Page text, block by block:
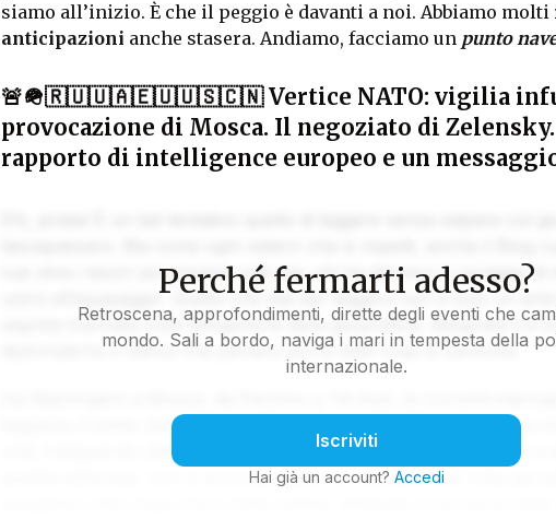
siamo all’inizio. È che il peggio è davanti a noi. Abbiamo molti
anticipazioni anche stasera. Andiamo, facciamo un punto
🚨🪖🇷🇺🇺🇦🇪🇺🇺🇸🇨🇳 Vertice NATO: vigilia
provocazione di Mosca. Il negoziato di
rapporto di intelligence europeo e un
sue stive i tesori più preziosi solo per chi ha davvero il coraggio di
unirsi all’equipaggio. Quello che stai per leggere non è solo un
segreta tracciata sulla pergamena della geopolitica, disegnata tra
diplomatiche e silenzi che parlano più di mille colpi di cannone.
seguono il vento ma il calcolo. Gli ammiragli della Terra navigano
crisi, inseguendo alleanze come fari intermittenti nella notte. Ma a
goletta editoriale, non ci accontentiamo di tracciare una rotta già
Perché fermarti adesso?
Retroscena, approfondimenti, dirette degli eventi che
mondo. Sali a bordo, naviga i mari in tempesta della
internazionale.
Iscriviti
Hai già un account? Accedi